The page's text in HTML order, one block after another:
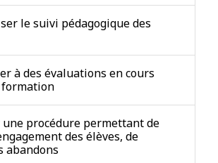
le suivi pédagogique des
à des évaluations en cours
une procédure permettant de
des élèves, de
abandons